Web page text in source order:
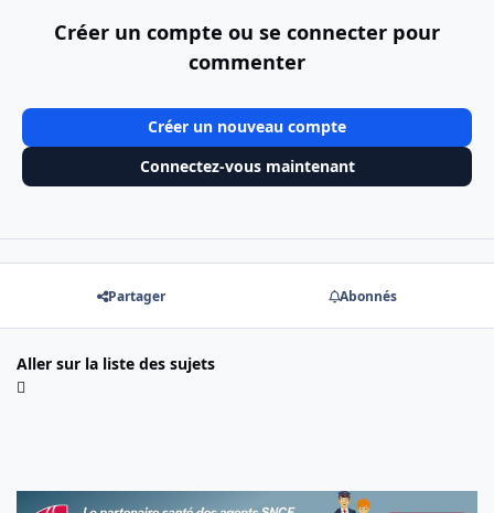
Créer un compte ou se connecter pour
commenter
Créer un nouveau compte
Connectez-vous maintenant
Partager Abonnés
Aller sur la liste des sujets